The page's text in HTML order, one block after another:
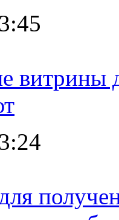
витрины